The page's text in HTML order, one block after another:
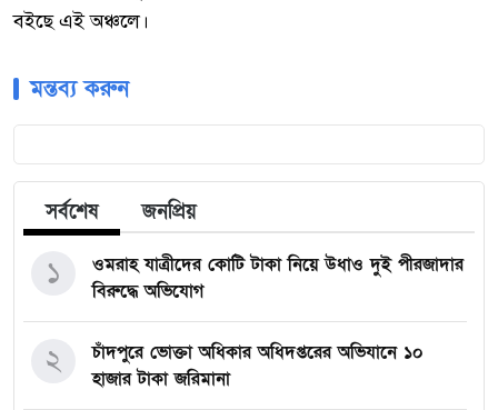
বইছে এই অঞ্চলে।
মন্তব্য করুন
সর্বশেষ জনপ্রিয়
ওমরাহ যাত্রীদের কোটি টাকা নিয়ে উধাও দুই পীরজাদার
বিরুদ্ধে অভিযোগ
১
চাঁদপুরে ভোক্তা অধিকার অধিদপ্তরের অভিযানে ১০
হাজার টাকা জরিমানা
২